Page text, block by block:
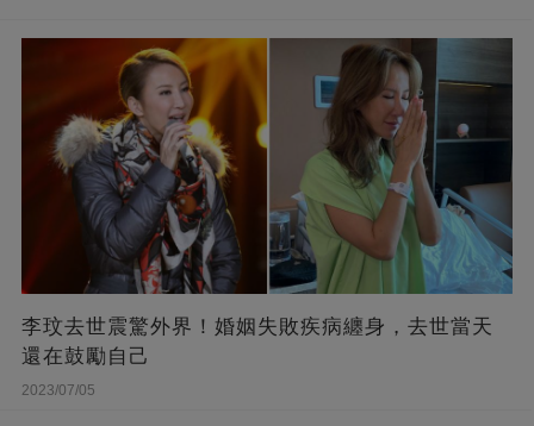
李玟去世震驚外界！婚姻失敗疾病纏身，去世當天
還在鼓勵自己
2023/07/05